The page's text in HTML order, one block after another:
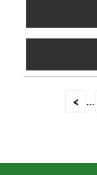
< ...